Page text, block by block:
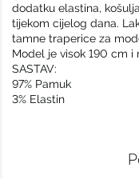
dodatku elastina,
tijekom cijelog dana.
tamne traperice za
Model je visok 190 cm i
SASTAV:
97% Pamuk
3% Elastin